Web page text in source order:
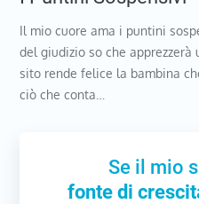
Il mio cuore ama i puntini
del giudizio so che
sito rende felice la bambina
ciò che conta…
Se il mio
fonte di